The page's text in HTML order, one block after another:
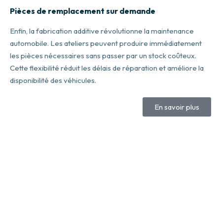
Pièces de remplacement sur demande
Enfin, la fabrication additive révolutionne la maintenance
automobile. Les ateliers peuvent produire immédiatement
les pièces nécessaires sans passer par un stock coûteux.
Cette flexibilité réduit les délais de réparation et améliore la
disponibilité des véhicules.
En savoir plus